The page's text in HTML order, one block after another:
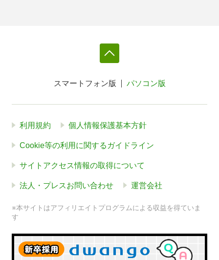
スマートフォン版 パソコン版
利用規約 個人情報保護基本方針
Cookie等の利用に関するガイドライン
サイトアクセス情報の取得について
法人・プレスお問い合わせ 運営会社
※本サイトはアフィリエイトプログラムによる収益を得ていま
す